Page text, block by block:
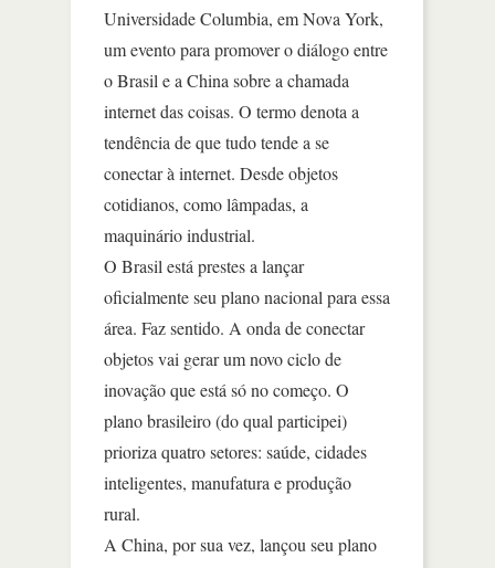
Universidade Columbia, em Nova York,
um evento para promover o diálogo entre
o Brasil e a China sobre a chamada
internet das coisas. O termo denota a
tendência de que tudo tende a se
conectar à internet. Desde objetos
cotidianos, como lâmpadas, a
maquinário industrial.
O Brasil está prestes a lançar
oficialmente seu plano nacional para essa
área. Faz sentido. A onda de conectar
objetos vai gerar um novo ciclo de
inovação que está só no começo. O
plano brasileiro (do qual participei)
prioriza quatro setores: saúde, cidades
inteligentes, manufatura e produção
rural.
A China, por sua vez, lançou seu plano